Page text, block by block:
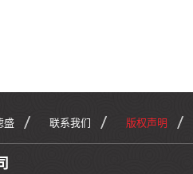
盛 联系我们 版权声明